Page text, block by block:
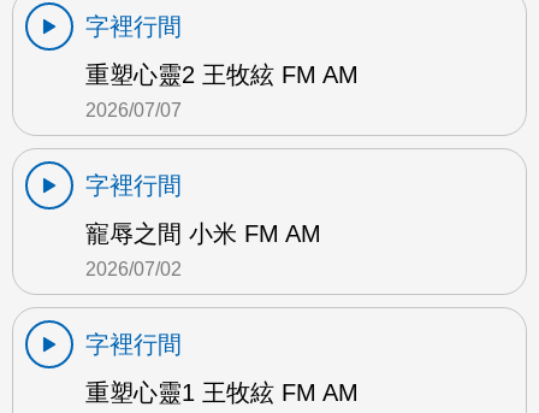
字裡行間
重塑心靈2 王牧絃 FM AM
2026/07/07
字裡行間
寵辱之間 小米 FM AM
2026/07/02
字裡行間
重塑心靈1 王牧絃 FM AM